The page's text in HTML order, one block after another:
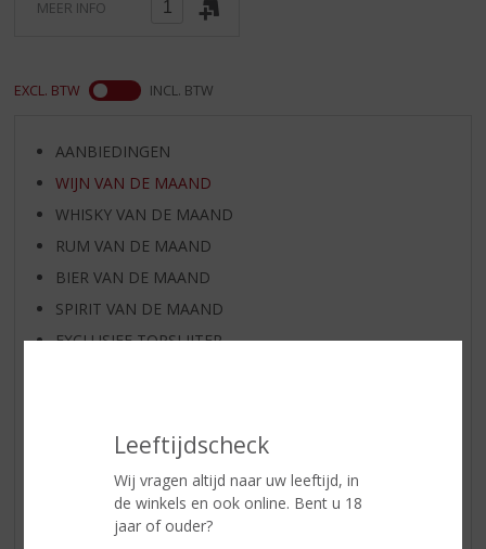
Leeftijdscheck
Wij vragen altijd naar uw leeftijd, in
de winkels en ook online. Bent u 18
jaar of ouder?
MEER INFO
EXCL. BTW INCL. BTW
AANBIEDINGEN
WIJN VAN DE MAAND
WHISKY VAN DE MAAND
RUM VAN DE MAAND
BIER VAN DE MAAND
SPIRIT VAN DE MAAND
EXCLUSIEF TOPSLIJTER
GEDISTILLEERD OVERIG
SHOTJES